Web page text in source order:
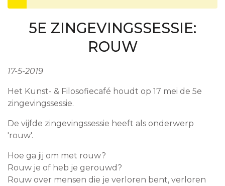
5E ZINGEVINGSSESSIE:
ROUW
17-5-2019
Het Kunst- & Filosofiecafé houdt op 17 mei de 5e
zingevingssessie.
De vijfde zingevingssessie heeft als onderwerp
'rouw'.
Hoe ga jij om met rouw?
Rouw je of heb je gerouwd?
Rouw over mensen die je verloren bent, verloren